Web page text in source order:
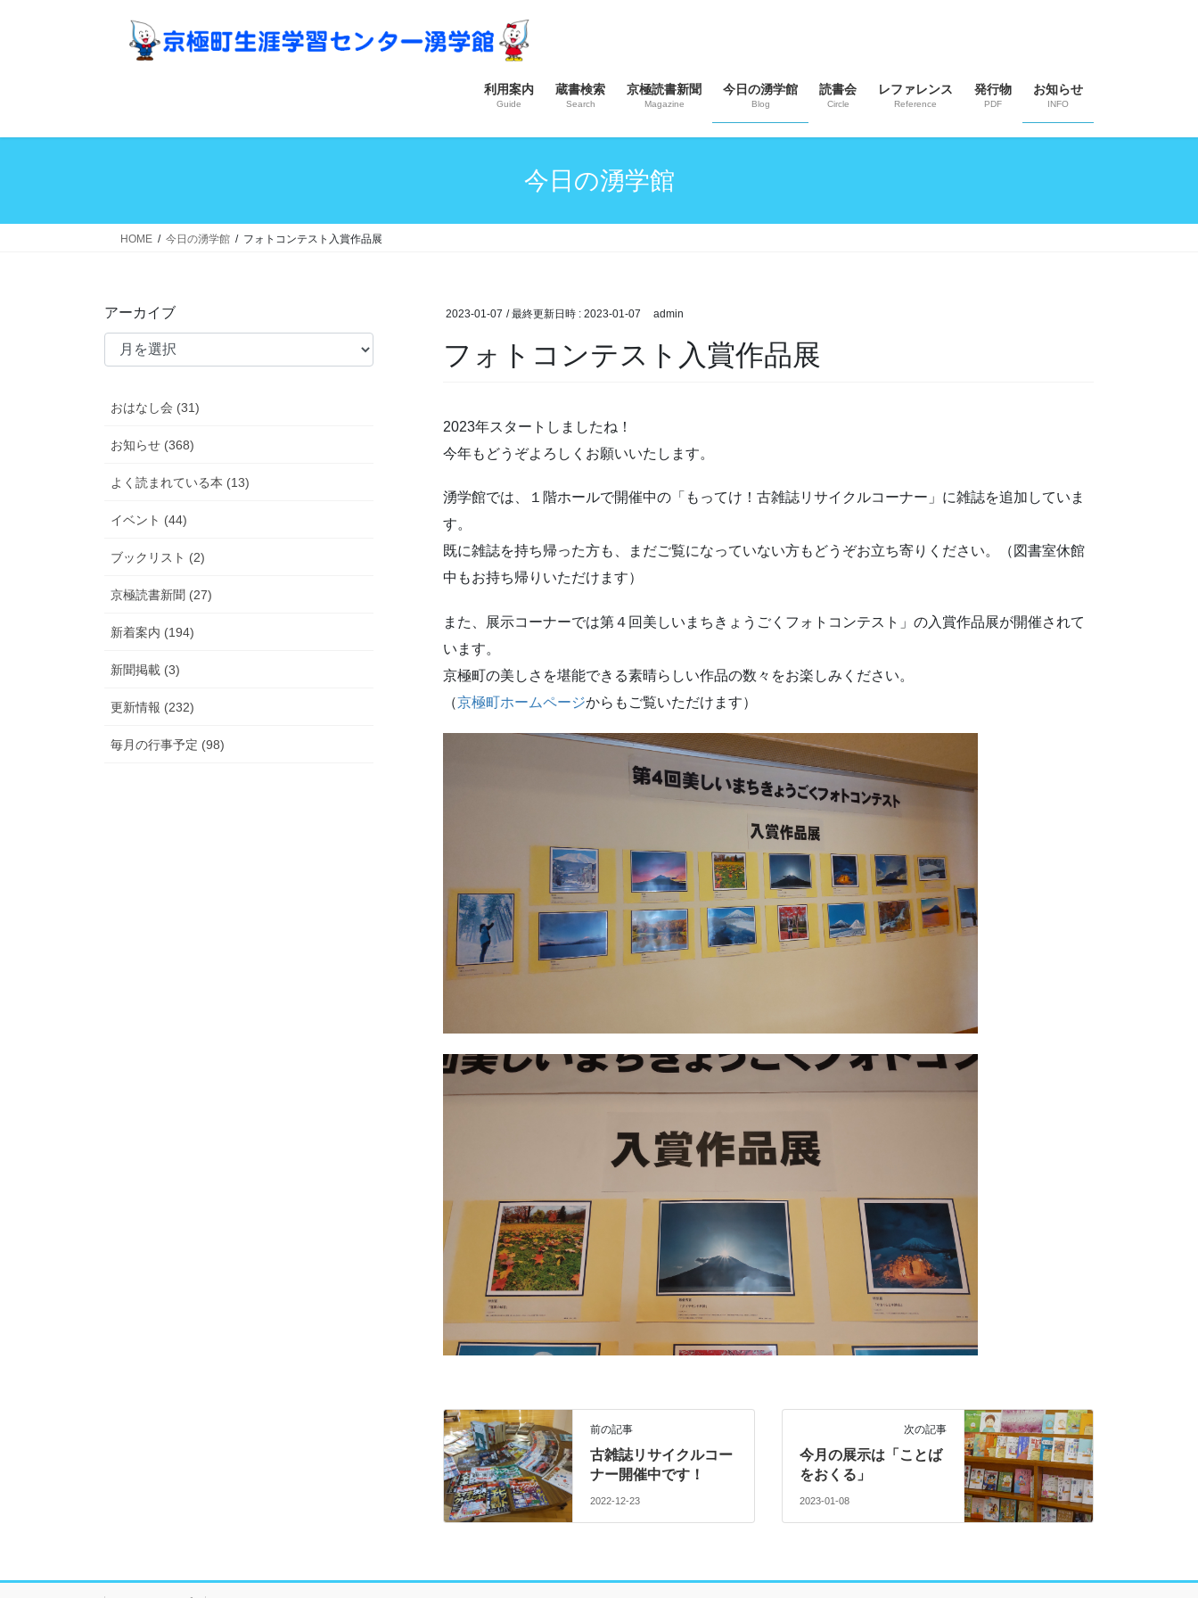
ス
ン
利用案内
Guide
蔵書検索
Search
京極読書新聞
Magazine
今日の湧学館
Blog
読書会
Circle
レファレンス
Reference
発行物
PDF
お知らせ
INFO
今日の湧学館
HOME 今日の湧学館 フォトコンテスト入賞作品展
2023-01-07 / 最終更新日時 : 2023-01-07 admin
フォトコンテスト入賞作品展
2023年スタートしましたね！
今年もどうぞよろしくお願いいたします。
湧学館では、１階ホールで開催中の「もってけ！古雑誌リサイクルコーナー」に雑誌を追加していま
す。
既に雑誌を持ち帰った方も、まだご覧になっていない方もどうぞお立ち寄りください。（図書室休館
中もお持ち帰りいただけます）
また、展示コーナーでは第４回美しいまちきょうごくフォトコンテスト」の入賞作品展が開催されて
います。
京極町の美しさを堪能できる素晴らしい作品の数々をお楽しみください。
（京極町ホームページからもご覧いただけます）
前の記事
古雑誌リサイクルコー
ナー開催中です！
2022-12-23
次の記事
今月の展示は「ことば
をおくる」
2023-01-08
アーカイブ
おはなし会 (31)
お知らせ (368)
よく読まれている本 (13)
イベント (44)
ブックリスト (2)
京極読書新聞 (27)
新着案内 (194)
新聞掲載 (3)
更新情報 (232)
毎月の行事予定 (98)